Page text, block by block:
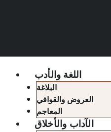
اللغة والأدب
البلاغة
العروض والقوافي
المعاجم
الآداب والأخلاق